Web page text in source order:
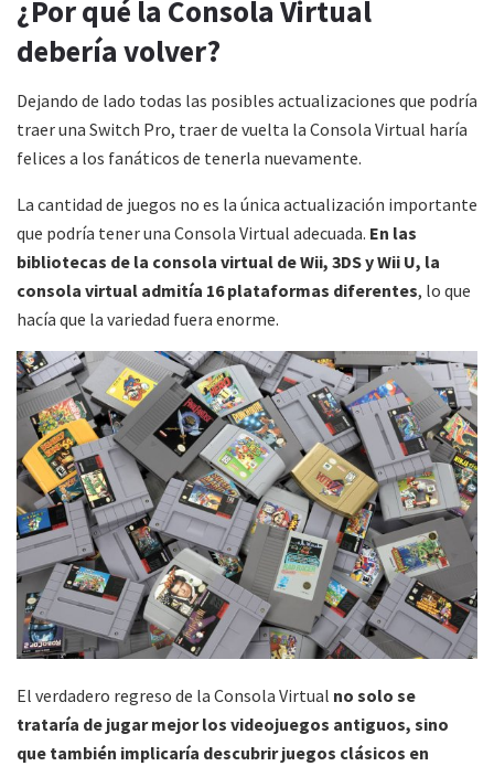
¿Por qué la Consola Virtual
debería volver?
Dejando de lado todas las posibles actualizaciones que podría
traer una Switch Pro, traer de vuelta la Consola Virtual haría
felices a los fanáticos de tenerla nuevamente.
La cantidad de juegos no es la única actualización importante
que podría tener una Consola Virtual adecuada. En las
bibliotecas de la consola virtual de Wii, 3DS y Wii U, la
consola virtual admitía 16 plataformas diferentes, lo que
hacía que la variedad fuera enorme.
El verdadero regreso de la Consola Virtual no solo se
trataría de jugar mejor los videojuegos antiguos, sino
que también implicaría descubrir juegos clásicos en